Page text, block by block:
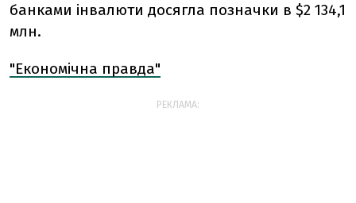
банками інвалюти досягла позначки в $2 134,1
млн.
"Економічна правда"
РЕКЛАМА: